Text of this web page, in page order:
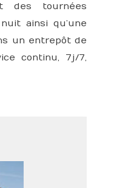
des tournées
ainsi qu’une
un entrepôt de
continu, 7j/7,